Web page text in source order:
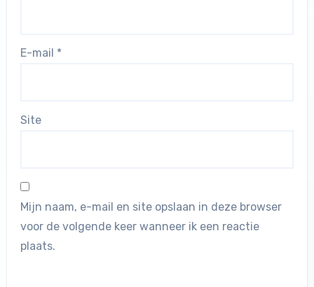
E-mail *
Site
Mijn naam, e-mail en site opslaan in deze browser
voor de volgende keer wanneer ik een reactie
plaats.